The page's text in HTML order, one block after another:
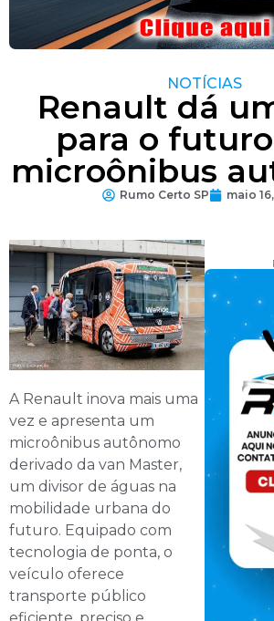
NOTÍCIAS
Renault dá
para o
microônibus
Rumo Certo SP maio
A Renault inova mais uma
vez e apresenta um
microônibus autônomo
derivado da van Master,
um divisor de águas na
mobilidade urbana do
futuro. Equipado com
tecnologia de ponta, o
veículo oferece
transporte público